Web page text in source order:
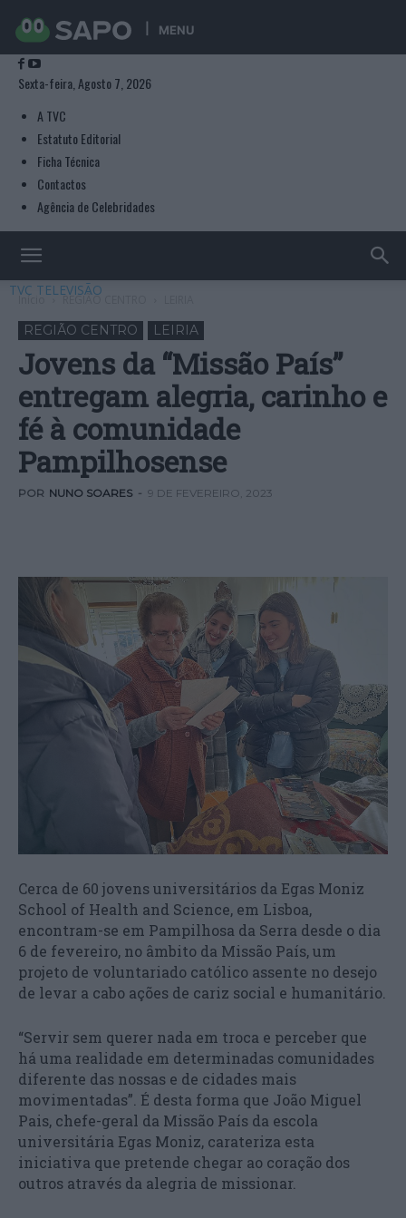
MENU
Sexta-feira, Agosto 7, 2026
A TVC
Estatuto Editorial
Ficha Técnica
Contactos
Agência de Celebridades
TVC TELEVISÃO
Início REGIÃO CENTRO
REGIÃO CENTRO LEIRIA
Jovens da “Missão País”
entregam alegria, carinho e
fé à comunidade
Pampilhosense
POR NUNO SOARES - 9 DE FEVEREIRO, 2023
Cerca de 60 jovens universitários da Egas Moniz
School of Health and Science, em Lisboa,
encontram-se em Pampilhosa da Serra desde o dia
6 de fevereiro, no âmbito da Missão País, um
projeto de voluntariado católico assente no desejo
de levar a cabo ações de cariz social e humanitário.
“Servir sem querer nada em troca e perceber que
há uma realidade em determinadas comunidades
diferente das nossas e de cidades mais
movimentadas”. É desta forma que João Miguel
Pais, chefe-geral da Missão País da escola
universitária Egas Moniz, carateriza esta
iniciativa que pretende chegar ao coração dos
outros através da alegria de missionar.